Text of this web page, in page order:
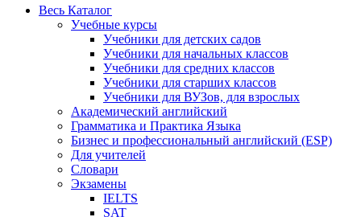
Весь Каталог
Учебные курсы
Учебники для детских садов
Учебники для начальных классов
Учебники для средних классов
Учебники для старших классов
Учебники для ВУЗов, для взрослых
Академический английский
Грамматика и Практика Языка
Бизнес и профессиональный английский (ESP)
Для учителей
Словари
Экзамены
IELTS
SAT